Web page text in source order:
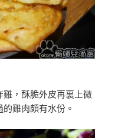
，酥脆外皮再裏上微
雞肉頗有水份。